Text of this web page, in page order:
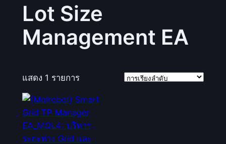
Lot Size
Management EA
แสดง 1 รายการ